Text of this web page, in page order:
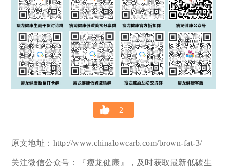
2
原文地址：http://www.chinalowcarb.com/brown-fat-3/
关注微信公众号：『瘦龙健康』，及时获取最新低碳生